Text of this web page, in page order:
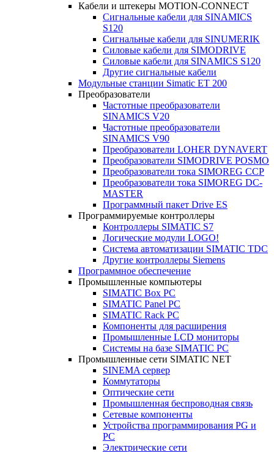
Кабели и штекеры MOTION-CONNECT
Сигнальные кабели для SINAMICS
S120
Сигнальные кабели для SINUMERIK
Силовые кабели для SIMODRIVE
Силовые кабели для SINAMICS S120
Другие сигнальные кабели
Модульные станции Simatic ET 200
Преобразователи
Частотные преобразователи
SINAMICS V20
Частотные преобразователи
SINAMICS V90
Преобразователи LOHER DYNAVERT
Преобразователи SIMODRIVE POSMO
Преобразователи тока SIMOREG CCP
Преобразователи тока SIMOREG DC-
MASTER
Программный пакет Drive ES
Программируемые контроллеры
Контроллеры SIMATIC S7
Логические модули LOGO!
Система автоматизации SIMATIC TDC
Другие контроллеры Siemens
Программное обеспечение
Промышленные компьютеры
SIMATIC Box PC
SIMATIC Panel PС
SIMATIC Rack PC
Компоненты для расширения
Промышленные LCD мониторы
Системы на базе SIMATIC PC
Промышленные сети SIMATIC NET
SINEMA сервер
Коммутаторы
Оптические сети
Промышленная беспроводная связь
Сетевые компоненты
Устройства программирования PG и
PC
Электрические сети